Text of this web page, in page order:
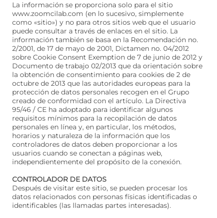
La información se proporciona solo para el sitio
www.zoomcilab.com (en lo sucesivo, simplemente
como «sitio») y no para otros sitios web que el usuario
puede consultar a través de enlaces en el sitio. La
información también se basa en la Recomendación no.
2/2001, de 17 de mayo de 2001, Dictamen no. 04/2012
sobre Cookie Consent Exemption de 7 de junio de 2012 y
Documento de trabajo 02/2013 que da orientación sobre
la obtención de consentimiento para cookies de 2 de
octubre de 2013 que las autoridades europeas para la
protección de datos personales recogen en el Grupo
creado de conformidad con el artículo. La Directiva
95/46 / CE ha adoptado para identificar algunos
requisitos mínimos para la recopilación de datos
personales en línea y, en particular, los métodos,
horarios y naturaleza de la información que los
controladores de datos deben proporcionar a los
usuarios cuando se conectan a páginas web,
independientemente del propósito de la conexión.
CONTROLADOR DE DATOS
Después de visitar este sitio, se pueden procesar los
datos relacionados con personas físicas identificadas o
identificables (las llamadas partes interesadas).